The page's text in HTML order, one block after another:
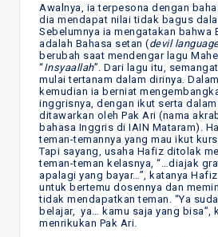
Awalnya, ia terpesona dengan
dia mendapat nilai tidak bagus
Sebelumnya ia mengatakan bahwa
adalah Bahasa setan (devil
berubah saat mendengar lagu
“Insyaallah”. Dari lagu itu,
mulai tertanam dalam dirinya.
kemudian ia berniat
inggrisnya, dengan ikut serta
ditawarkan oleh Pak Ari (nama
bahasa Inggris di IAIN Mataram).
teman-temannya yang mau ikut
Tapi sayang, usaha Hafiz ditolak
teman-teman kelasnya, “…diajak
apalagi yang bayar…”, katanya
untuk bertemu dosennya dan
tidak mendapatkan teman. “Ya
belajar, ya… kamu saja yang bisa”,
menrikukan Pak Ari.